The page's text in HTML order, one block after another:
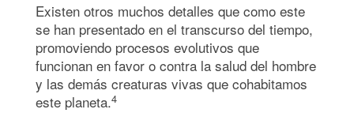
Existen otros muchos detalles que como este
se han presentado en el transcurso del tiempo,
promoviendo procesos evolutivos que
funcionan en favor o contra la salud del hombre
y las demás creaturas vivas que cohabitamos
este planeta.4